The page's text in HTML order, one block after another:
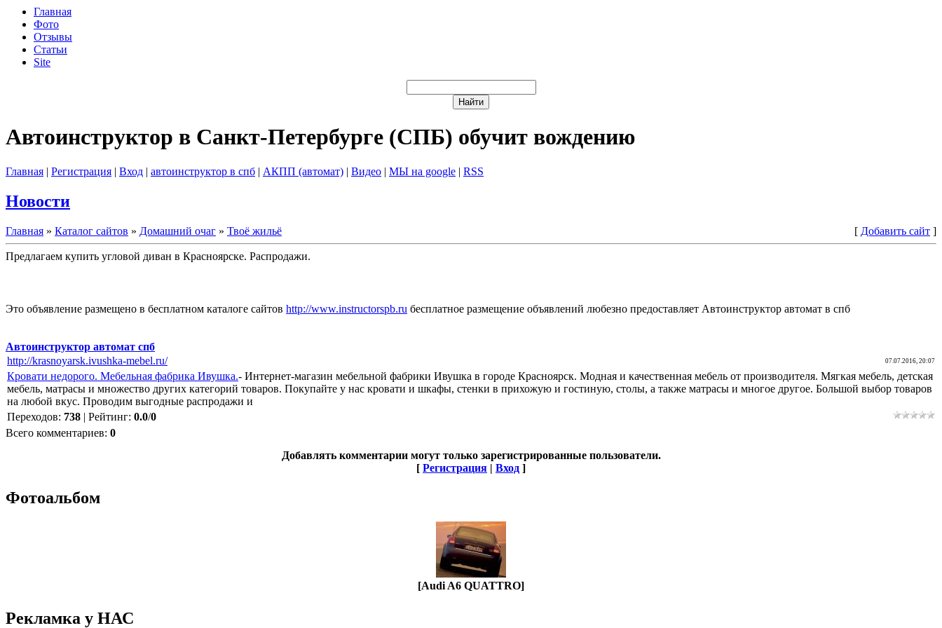
Главная
Фото
Отзывы
Статьи
Site
Автоинструктор в Санкт-Петербурге (СПБ) обучит вождению
Главная | Регистрация | Вход | автоинструктор в спб | АКПП (автомат) | Видео | МЫ на google | RSS
Новости
Главная » Каталог сайтов » Домашний очаг » Твоё жильё [ Добавить сайт ]
Предлагаем купить угловой диван в Красноярске. Распродажи.
Это объявление размещено в бесплатном каталоге сайтов http://www.instructorspb.ru бесплатное размещение объявлений любезно предоставляет Автоинструктор автомат в спб
Автоинструктор автомат спб
http://krasnoyarsk.ivushka-mebel.ru/
07.07.2016, 20:07
Кровати недорого. Мебельная фабрика Ивушка.- Интернет-магазин мебельной фабрики Ивушка в городе Красноярск. Модная и качественная мебель от производителя. Мягкая мебель, детская
мебель, матрасы и множество других категорий товаров. Покупайте у нас кровати и шкафы, стенки в прихожую и гостиную, столы, а также матрасы и многое другое. Большой выбор товаров
на любой вкус. Проводим выгодные распродажи и
Переходов: 738 | Рейтинг: 0.0/0
Всего комментариев: 0
Добавлять комментарии могут только зарегистрированные пользователи.
[ Регистрация | Вход ]
Фотоальбом
[Audi A6 QUATTRO]
Рекламка у НАС